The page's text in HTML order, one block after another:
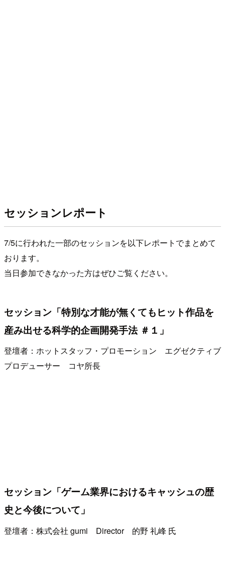
セッションレポート
7/5に行われた一部のセッションを以下レポートでまとめて
おります。
当日参加できなかった方はぜひご覧ください。
セッション「特別な才能が無くてもヒット作品を
産み出せる科学的企画開発手法 ＃１」
登壇者：ホットスタッフ・プロモーション エグゼクティブ
プロデューサー コヤ所長
セッション「ゲーム業界におけるキャッシュの歴
史と今後について」
登壇者：株式会社 gumi Director 的野 礼峰 氏